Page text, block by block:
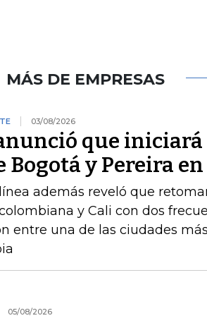
MÁS DE EMPRESAS
03/08/2026
que iniciará
Bogotá y Pereira
además reveló que
y Cali con dos
entre una de las ciudades
05/08/2026